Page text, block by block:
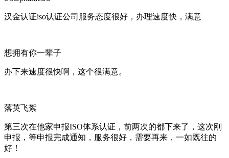
汉金认证iso认证公司服务态度很好，办理速度快，满意
想拥有你一辈子
办下来速度很快啊，这个很满意。
落英飞絮
第三次在他家申报ISO体系认证，前两次的都下来了，这次刚
申报，等申报完成通知，服务很好，需要再来，一如既往的
好！